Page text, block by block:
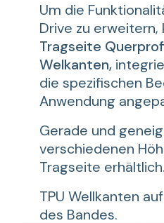
Um die
Drive zu
Tragseite
Welkanten,
die spezifischen
Anwendung
Gerade und
verschiedenen
Tragseite erhältlich.
TPU Wellkanten
des Bandes.